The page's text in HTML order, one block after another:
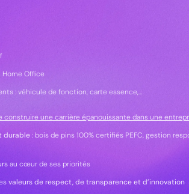
Home Office
: véhicule de fonction, carte essence,...
construire une carrière épanouissante dans une
durable: bois de pins 100% certifiés PEFC, gestion
au cœur de ses priorités
valeurs de respect, de transparence et d’innovation